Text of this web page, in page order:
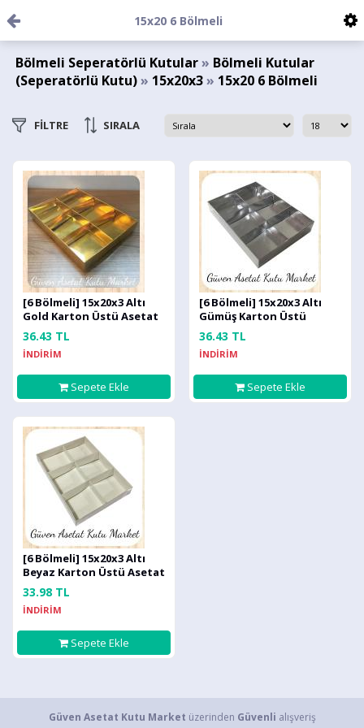
15x20 6 Bölmeli
Bölmeli Seperatörlü Kutular» Bölmeli Kutular
(Seperatörlü Kutu)» 15x20x3» 15x20 6 Bölmeli
FİLTRE SIRALA
[6 Bölmeli] 15x20x3 Altı
Gold Karton Üstü Asetat
Kutu
36.43 TL
İNDİRİM
Sepete Ekle
[6 Bölmeli] 15x20x3 Altı
Gümüş Karton Üstü
Asetat Kutu
36.43 TL
İNDİRİM
Sepete Ekle
[6 Bölmeli] 15x20x3 Altı
Beyaz Karton Üstü Asetat
Kutu
33.98 TL
İNDİRİM
Sepete Ekle
Güven Asetat Kutu Market üzerinden Güvenli alışveriş